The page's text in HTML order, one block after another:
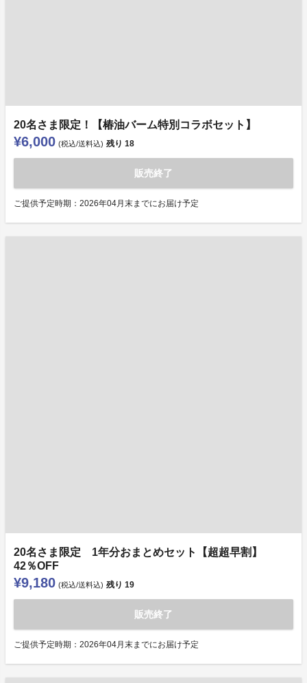
20名さま限定！【椿油バーム特別コラボセット】
¥6,000 (税込/送料込) 残り 18
販売終了
ご提供予定時期：2026年04月末までにお届け予定
20名さま限定 1年分おまとめセット【超超早割】
42％OFF
¥9,180 (税込/送料込) 残り 19
販売終了
ご提供予定時期：2026年04月末までにお届け予定